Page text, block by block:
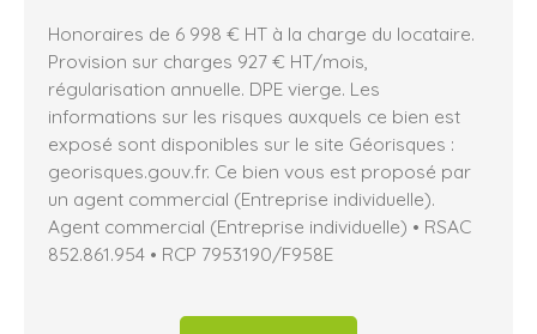
Honoraires de 6 998 € HT à la charge du locataire.
Provision sur charges 927 € HT/mois,
régularisation annuelle. DPE vierge. Les
informations sur les risques auxquels ce bien est
exposé sont disponibles sur le site Géorisques :
georisques.gouv.fr. Ce bien vous est proposé par
un agent commercial (Entreprise individuelle).
Agent commercial (Entreprise individuelle) • RSAC
852.861.954 • RCP 7953190/F958E